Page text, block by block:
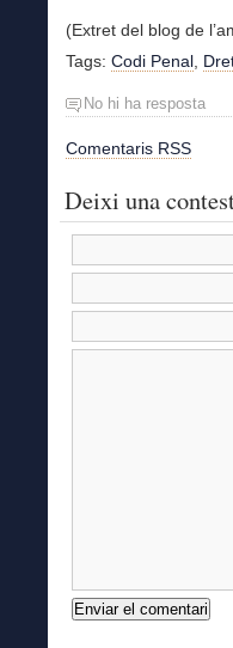
(Extret del blog de
Tags: Codi Penal,
No hi ha resposta
Comentaris RSS
Deixi una